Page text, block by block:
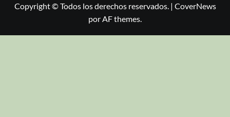
Copyright © Todos los derechos reservados. | CoverNews
por AF themes.